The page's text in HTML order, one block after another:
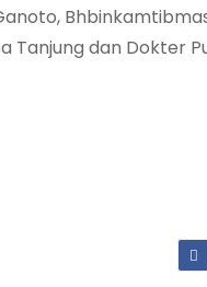
Tanjung dan Dokter